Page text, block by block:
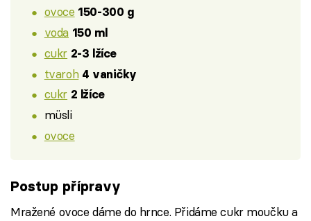
ovoce 150-300 g
voda 150 ml
cukr 2-3 lžíce
tvaroh 4 vaničky
cukr 2 lžíce
müsli
ovoce
Postup přípravy
Mražené ovoce dáme do hrnce. Přidáme cukr moučku a